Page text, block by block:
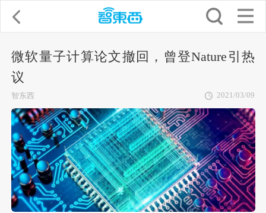
微软量子计算论文撤回，曾登Nature引热
议
智东西 2021/03/09